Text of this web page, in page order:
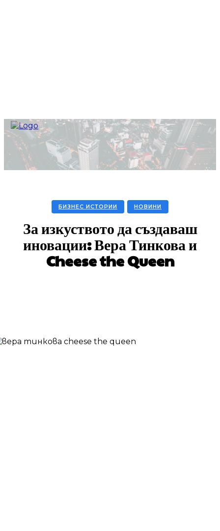
БИЗНЕС ИСТОРИИ НОВИНИ
За изкуството да създаваш
иновации: Вера Тинкова и
Cheese the Queen